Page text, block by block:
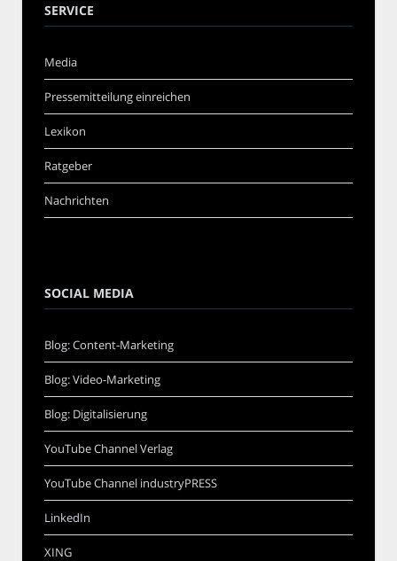
SERVICE
Media
Pressemitteilung einreichen
Lexikon
Ratgeber
Nachrichten
SOCIAL MEDIA
Blog: Content-Marketing
Blog: Video-Marketing
Blog: Digitalisierung
YouTube Channel Verlag
YouTube Channel industryPRESS
LinkedIn
XING